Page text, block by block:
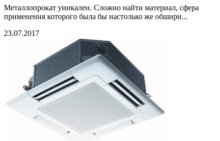
Металлопрокат уникален. Сложно найти материал, сфера
применения которого была бы настолько же обширн...
23.07.2017